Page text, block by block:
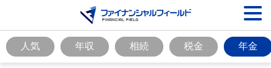
人気 年収 相続 税金 年金